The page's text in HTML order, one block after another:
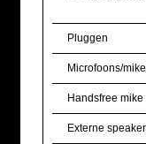
Pluggen
Microfoons/
Handsfree mike
Externe